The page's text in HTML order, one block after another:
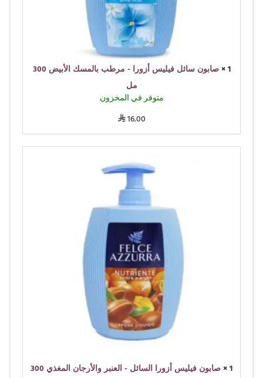
1 ×
صابون سائل فيليس أزورا - مرطب بالمسك الأبيض 300
مل
متوفر في المخزون
⃁ 16.00
1 ×
صابون فيليس أزورا السائل - العنبر والأرجان المغذي 300